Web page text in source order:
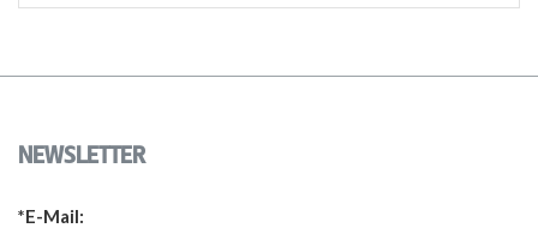
NEWSLETTER
*E-Mail: